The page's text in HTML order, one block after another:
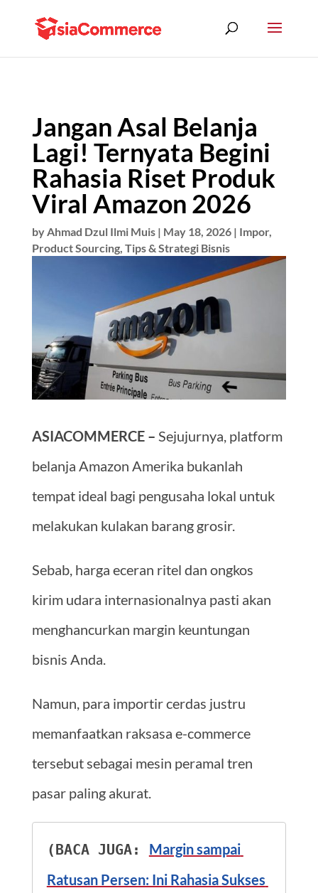
Jangan Asal Belanja
Lagi! Ternyata Begini
Rahasia Riset Produk
Viral Amazon 2026
byAhmad Dzul Ilmi Muis| May 18, 2026| Impor,
Product Sourcing, Tips & Strategi Bisnis
ASIACOMMERCE – Sejujurnya, platform
belanja Amazon Amerika bukanlah
tempat ideal bagi pengusaha lokal untuk
melakukan kulakan barang grosir.
Sebab, harga eceran ritel dan ongkos
kirim udara internasionalnya pasti akan
menghancurkan margin keuntungan
bisnis Anda.
Namun, para importir cerdas justru
memanfaatkan raksasa e-commerce
tersebut sebagai mesin peramal tren
pasar paling akurat.
(BACA JUGA: Margin sampai
Ratusan Persen: Ini Rahasia Sukses